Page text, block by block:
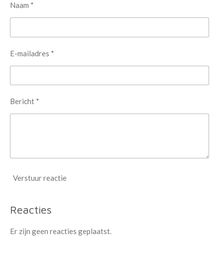
Naam *
E-mailadres *
Bericht *
Verstuur reactie
Reacties
Er zijn geen reacties geplaatst.